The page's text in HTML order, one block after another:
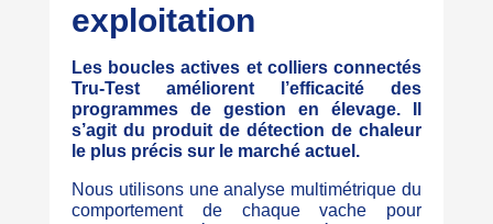
exploitation
Les boucles actives et colliers connectés
Tru-Test améliorent l’efficacité des
programmes de gestion en élevage. Il
s’agit du produit de détection de chaleur
le plus précis sur le marché actuel.
Nous utilisons une analyse multimétrique du
comportement de chaque vache pour